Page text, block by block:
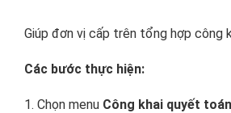
Giúp đơn vị cấp trên tổng hợp công
Các bước thực hiện:
1. Chọn menu Công khai quyết